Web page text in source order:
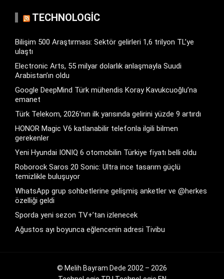
TECHNOLOGIC
Bilişim 500 Araştırması: Sektör gelirleri 1,6 trilyon TL’ye
ulaştı
Electronic Arts, 55 milyar dolarlık anlaşmayla Suudi
Arabistan’ın oldu
Google DeepMind Türk mühendis Koray Kavukcuoğlu’na
emanet
Türk Telekom, 2026’nın ilk yarısında gelirini yüzde 9 artırdı
HONOR Magic V6 katlanabilir telefonla ilgili bilmen
gerekenler
Yeni Hyundai IONIQ 6 otomobilin Türkiye fiyatı belli oldu
Roborock Saros 20 Sonic: Ultra ince tasarım güçlü
temizlikle buluşuyor
WhatsApp grup sohbetlerine gelişmiş anketler ve @herkes
özelliği geldi
Sporda yeni sezon TV+’tan izlenecek
Ağustos ayı boyunca eğlencenin adresi Tivibu
© Melih Bayram Dede 2002 – 2026